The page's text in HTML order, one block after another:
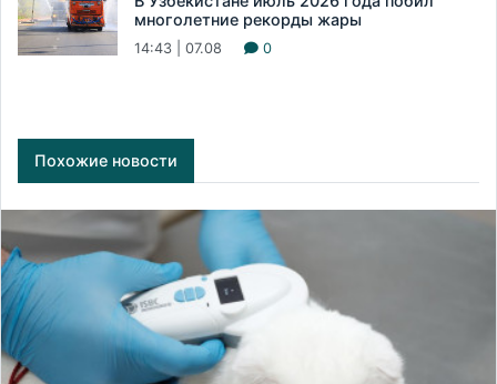
многолетние рекорды жары
14:43 | 07.08 0
Похожие новости